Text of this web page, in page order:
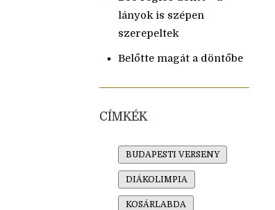
lányok is szépen
szerepeltek
Belőtte magát a döntőbe
CÍMKÉK
BUDAPESTI VERSENY
DIÁKOLIMPIA
KOSÁRLABDA